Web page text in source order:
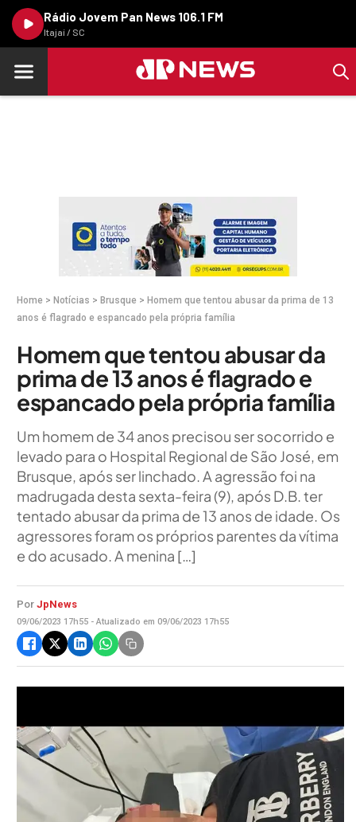
Rádio Jovem Pan News 106.1 FM
Itajaí / SC
Home > Notícias > Brusque > Homem que tentou abusar da prima de 13
anos é flagrado e espancado pela própria família
Homem que tentou abusar da
prima de 13 anos é flagrado e
espancado pela própria família
Um homem de 34 anos precisou ser socorrido e
levado para o Hospital Regional de São José, em
Brusque, após ser linchado. A agressão foi na
madrugada desta sexta-feira (9), após D.B. ter
tentado abusar da prima de 13 anos de idade. Os
agressores foram os próprios parentes da vítima
e do acusado. A menina […]
Por JpNews
09/06/2023 17h55 - Atualizado em 09/06/2023 17h55